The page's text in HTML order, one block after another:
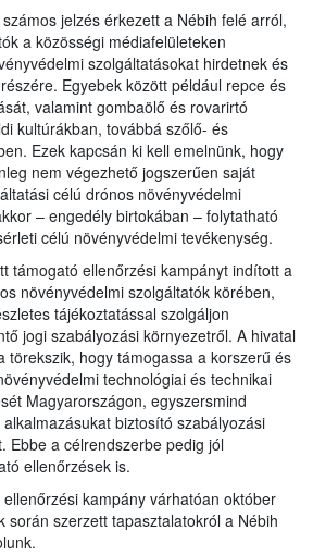
jelzés érkezett a Nébih felé arról,
a közösségi médiafelületeken
szolgáltatásokat hirdetnek és
Egyebek között például repce és
valamint gombaölő és rovarirtó
kultúrákban, továbbá szőlő- és
Ezek kapcsán ki kell emelnünk, hogy
nem végezhető jogszerűen saját
célú drónos növényvédelmi
– engedély birtokában – folytatható
célú növényvédelmi tevékenység.
támogató ellenőrzési kampányt indított a
növényvédelmi szolgáltatók körében,
tájékoztatással szolgáljon
jogi szabályozási környezetről. A hivatal
törekszik, hogy támogassa a korszerű és
technológiai és technikai
Magyarországon, egyszersmind
biztosító szabályozási
Ebbe a célrendszerbe pedig jól
ellenőrzések is.
kampány várhatóan október
során szerzett tapasztalatokról a Nébih